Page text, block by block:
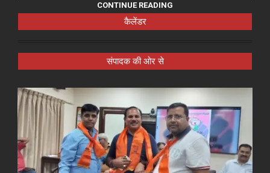
CONTINUE READING
कैलेंडर
संपादक की ओर से